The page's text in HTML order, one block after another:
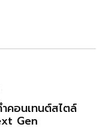
คอนเทนต์สไตล์
Gen